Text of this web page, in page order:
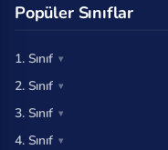
Popüler Sınıflar
1. Sınıf
2. Sınıf
3. Sınıf
4. Sınıf